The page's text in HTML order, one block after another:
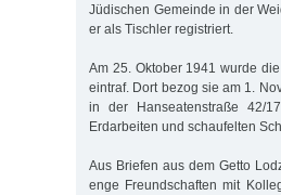
Jüdischen Gemeinde in der
er als Tischler registriert.
Am 25. Oktober 1941 wurde
eintraf. Dort bezog sie am 1.
in der Hanseatenstraße 42/
Erdarbeiten und schaufelten
Aus Briefen aus dem Getto
enge Freundschaften mit